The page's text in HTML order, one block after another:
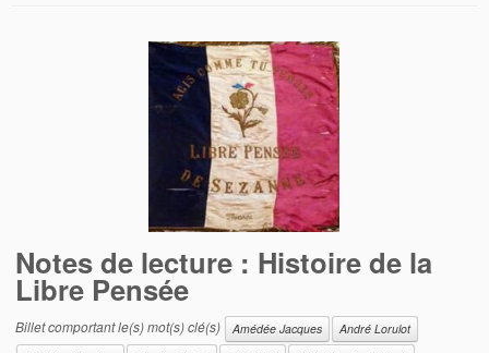
Notes de lecture : Histoire de la
Libre Pensée
Billet comportant le(s) mot(s) clé(s) Amédée Jacques
André Lorulot